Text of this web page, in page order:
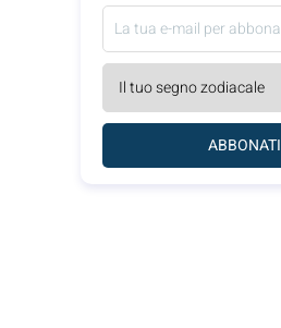
ABBONATI